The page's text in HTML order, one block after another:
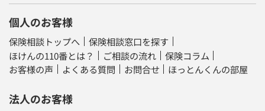
個人のお客様
保険相談トップへ
保険相談窓口を探す
ほけんの110番とは？
ご相談の流れ
保険コラム
お客様の声
よくある質問 お問合せ ほっとんくんの部屋
法人のお客様